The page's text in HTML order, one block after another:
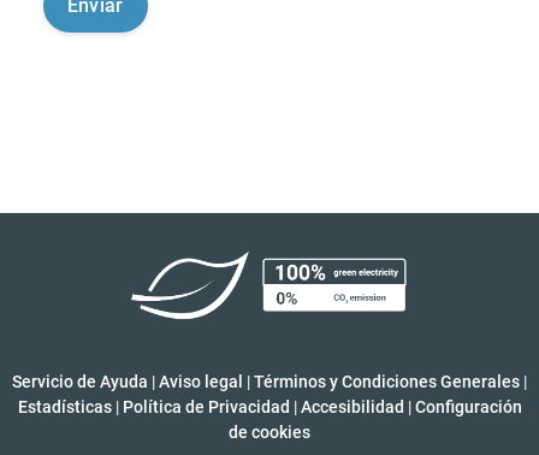
Servicio de Ayuda |Aviso legal |Términos y Condiciones Generales |
Estadísticas | Política de Privacidad | Accesibilidad | Configuración
de cookies